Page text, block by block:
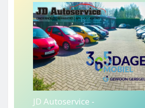
JD Autoservice -